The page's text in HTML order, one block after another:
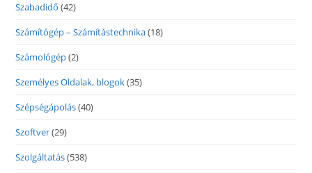
Szabadidő (42)
Számítógép – Számítástechnika(18)
Számológép(2)
Személyes Oldalak, blogok(35)
Szépségápolás(40)
Szoftver(29)
Szolgáltatás(538)